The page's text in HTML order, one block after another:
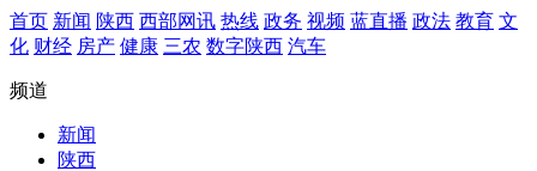
首页 新闻 陕西 西部网讯 热线 政务 视频 蓝直播 政法 教育 文
化 财经 房产 健康 三农 数字陕西 汽车
频道
新闻
陕西